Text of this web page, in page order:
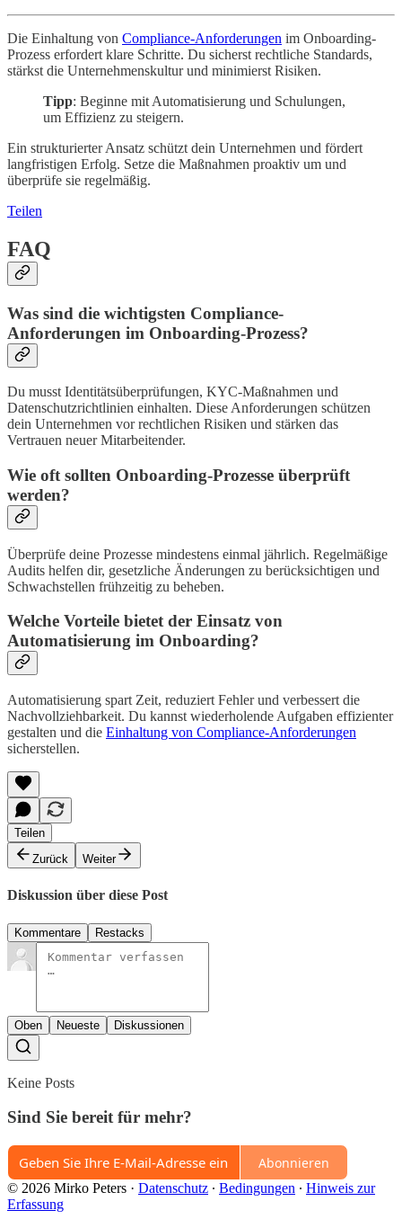
Die Einhaltung von Compliance-Anforderungen im Onboarding-
Prozess erfordert klare Schritte. Du sicherst rechtliche Standards,
stärkst die Unternehmenskultur und minimierst Risiken.
Tipp: Beginne mit Automatisierung und Schulungen,
um Effizienz zu steigern.
Ein strukturierter Ansatz schützt dein Unternehmen und fördert
langfristigen Erfolg. Setze die Maßnahmen proaktiv um und
überprüfe sie regelmäßig.
Teilen
FAQ
Was sind die wichtigsten Compliance-
Anforderungen im Onboarding-Prozess?
Du musst Identitätsüberprüfungen, KYC-Maßnahmen und
Datenschutzrichtlinien einhalten. Diese Anforderungen schützen
dein Unternehmen vor rechtlichen Risiken und stärken das
Vertrauen neuer Mitarbeitender.
Wie oft sollten Onboarding-Prozesse überprüft
werden?
Überprüfe deine Prozesse mindestens einmal jährlich. Regelmäßige
Audits helfen dir, gesetzliche Änderungen zu berücksichtigen und
Schwachstellen frühzeitig zu beheben.
Welche Vorteile bietet der Einsatz von
Automatisierung im Onboarding?
Automatisierung spart Zeit, reduziert Fehler und verbessert die
Nachvollziehbarkeit. Du kannst wiederholende Aufgaben effizienter
gestalten und die Einhaltung von Compliance-Anforderungen
sicherstellen.
Teilen
Zurück
Weiter
Diskussion über diese Post
Kommentare Restacks
Oben Neueste Diskussionen
Keine Posts
Sind Sie bereit für mehr?
Abonnieren
© 2026 Mirko Peters · Datenschutz ∙ Bedingungen ∙ Hinweis zur
Erfassung